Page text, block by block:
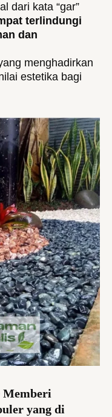
dari kata “gar”
terlindungi
dan
menghadirkan
estetika bagi
Memberi
yang di